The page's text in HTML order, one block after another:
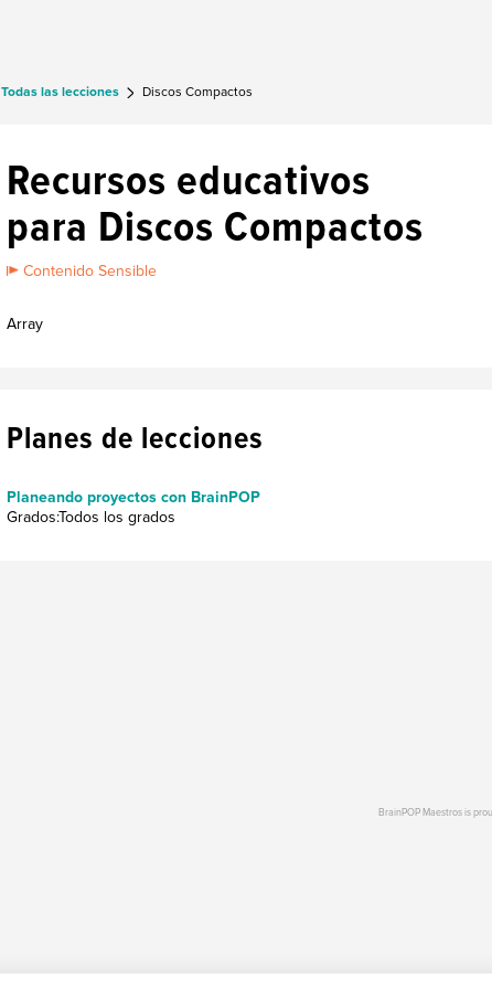
Todas las lecciones Discos Compactos
Recursos educativos
para Discos Compactos
Contenido Sensible
Array
Planes de lecciones
Planeando proyectos con BrainPOP
Grados:Todos los grados
BrainPOP Maestros is